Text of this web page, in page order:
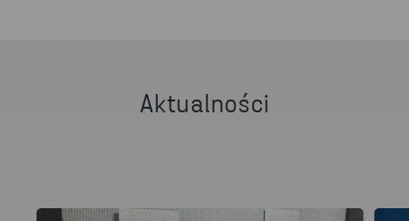
Aktualności